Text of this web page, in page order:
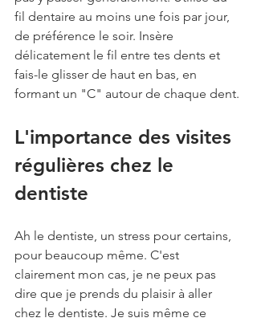
fil dentaire au moins une fois par jour,
de préférence le soir. Insère
délicatement le fil entre tes dents et
fais-le glisser de haut en bas, en
formant un "C" autour de chaque dent.
L'importance des visites
régulières chez le
dentiste
Ah le dentiste, un stress pour certains,
pour beaucoup même. C'est
clairement mon cas, je ne peux pas
dire que je prends du plaisir à aller
chez le dentiste. Je suis même ce